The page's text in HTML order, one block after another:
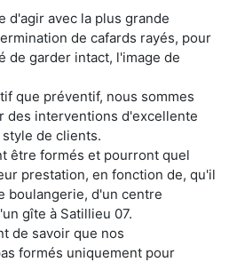
d'agir avec la plus grande
de cafards rayés, pour
de garder intact, l'image de
que préventif, nous sommes
des interventions d'excellente
de clients.
être formés et pourront quel
prestation, en fonction de, qu'il
boulangerie, d'un centre
gîte à Satillieu 07.
de savoir que nos
formés uniquement pour